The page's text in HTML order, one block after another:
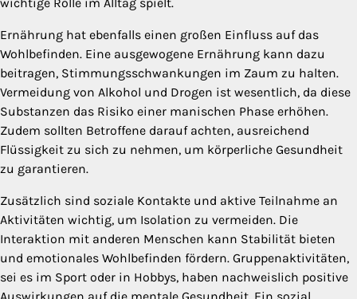
Ernährung hat ebenfalls einen großen Einfluss auf das
Wohlbefinden. Eine ausgewogene Ernährung kann dazu
beitragen, Stimmungsschwankungen im Zaum zu halten.
Vermeidung von Alkohol und Drogen ist wesentlich, da diese
Substanzen das Risiko einer manischen Phase erhöhen.
Zudem sollten Betroffene darauf achten, ausreichend
Flüssigkeit zu sich zu nehmen, um körperliche Gesundheit
zu garantieren.
Zusätzlich sind soziale Kontakte und aktive Teilnahme an
Aktivitäten wichtig, um Isolation zu vermeiden. Die
Interaktion mit anderen Menschen kann Stabilität bieten
und emotionales Wohlbefinden fördern. Gruppenaktivitäten,
sei es im Sport oder in Hobbys, haben nachweislich positive